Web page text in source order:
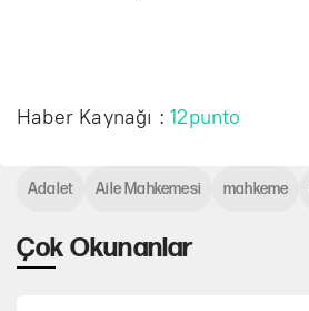
Haber Kaynağı :12punto
Çok Okunanlar
Adalet Aile Mahkemesi mahkeme